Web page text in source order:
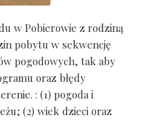
w Pobierowie z rodziną
pobytu w sekwencję
pogodowych, tak aby
oraz błędy
: (1) pogoda i
(2) wiek dzieci oraz